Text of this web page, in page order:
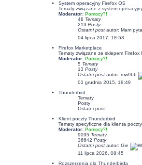
System operacyjny Firefox OS
Tematy związane z system
Moderator: Pomocy?!
48 Tematy
213 Posty
Ostatni postautor: Mam
04 lipca 2017, 18:53
Firefox Marketplace
Tematy związane ze sklepem Firefox
Moderator: Pomocy?!
5 Tematy
13 Posty
Ostatni postautor: mw966
03 grudnia 2015, 19:49
Thunderbird
Tematy
Posty
Ostatni post
Klient poczty Thunderbird
Tematy specyficzne dla klienta
Moderator: Pomocy?!
9095 Tematy
36642 Posty
Ostatni postautor: Gie
11 lipca 2026, 08:45
Rozszerzenia dla Thunderbirda